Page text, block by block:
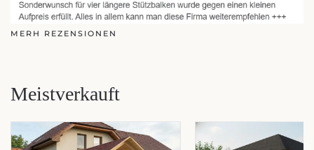
MERH REZENSIONEN
Meistverkauft